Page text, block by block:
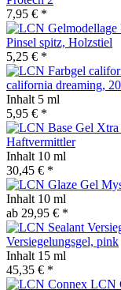
7,95 € *
Pinsel spitz, Holzstiel
5,25 € *
california dreaming,
Inhalt 5 ml
5,95 € *
Haftvermittler
Inhalt 10 ml
30,45 € *
Inhalt 10 ml
ab 29,95 € *
Versiegelungsgel, pink
Inhalt 15 ml
45,35 € *
LCN